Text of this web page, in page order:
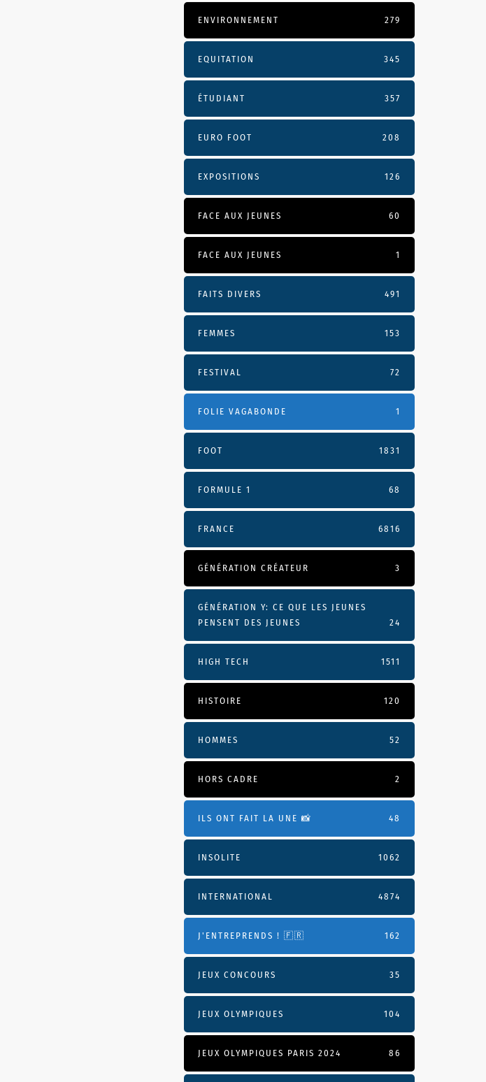
ENVIRONNEMENT 279
EQUITATION 345
ÉTUDIANT 357
EURO FOOT 208
EXPOSITIONS 126
FACE AUX JEUNES 60
FACE AUX JEUNES 1
FAITS DIVERS 491
FEMMES 153
FESTIVAL 72
FOLIE VAGABONDE 1
FOOT 1831
FORMULE 1 68
FRANCE 6816
GÉNÉRATION CRÉATEUR 3
GÉNÉRATION Y: CE QUE LES JEUNES
PENSENT DES JEUNES
24
HIGH TECH 1511
HISTOIRE 120
HOMMES 52
HORS CADRE 2
ILS ONT FAIT LA UNE 📸 48
INSOLITE 1062
INTERNATIONAL 4874
J'ENTREPRENDS ! 🇫🇷 162
JEUX CONCOURS 35
JEUX OLYMPIQUES 104
JEUX OLYMPIQUES PARIS 2024 86